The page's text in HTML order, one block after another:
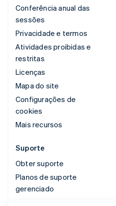
Conferência anual das
sessões
Privacidade e termos
Atividades proibidas e
restritas
Licenças
Mapa do site
Configurações de
cookies
Mais recursos
Suporte
Obter suporte
Planos de suporte
gerenciado